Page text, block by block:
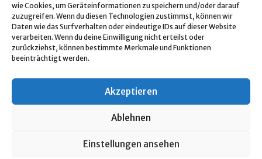
wie Cookies, um Geräteinformationen zu speichern und/oder darauf
zuzugreifen. Wenn du diesen Technologien zustimmst, können wir
Daten wie das Surfverhalten oder eindeutige IDs auf dieser Website
verarbeiten. Wenn du deine Einwilligung nicht erteilst oder
zurückziehst, können bestimmte Merkmale und Funktionen
beeinträchtigt werden.
Akzeptieren
Ablehnen
Einstellungen ansehen
Schlagworte
Pfadfindertum; Jugenderziehung
« Zurück zur Übersicht
Copyright © 2026 Pfadfinden Archiv